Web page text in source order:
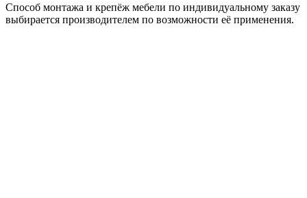
Способ монтажа и крепёж мебели по индивидуальному заказу
выбирается производителем по возможности её применения.